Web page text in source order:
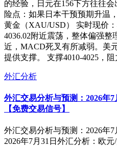
的经验，日元在156下方往往
险点：如果日本干预预期升温
黄金（XAU/USD） 实时现价
4036.02附近震荡，整体偏强整
近，MACD死叉有所减弱。美
提供支撑。 支撑4010-4025，
外汇分析
外汇交易分析与预测：2026年
【免费交易信号】
外汇交易分析与预测：2026年
2026年7月31日外汇分析：欧